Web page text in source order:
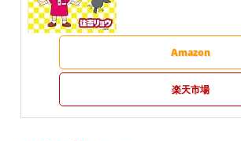
Amazon
楽天市場